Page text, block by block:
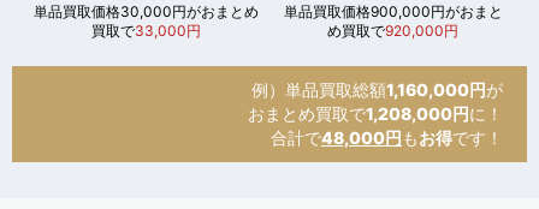
単品買取価格30,000円がおまとめ
買取で33,000円
単品買取価格900,000円がおまと
め買取で920,000円
例）単品買取総額1,160,000円が
おまとめ買取で1,208,000円に！
合計で48,000円 もお得です！